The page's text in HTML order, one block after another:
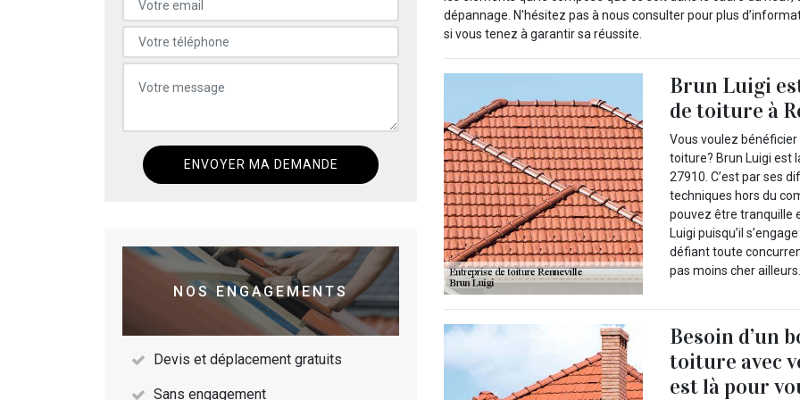
NOS ENGAGEMENTS
Devis et déplacement gratuits
Sans engagement
dépannage. N'hésitez pas à nous consulter pour plus
si vous tenez à garantir sa réussite.
Brun Luigi
de toiture à
Vous voulez
toiture? Brun Luigi est
27910. C’est par ses
techniques hors du
pouvez être tranquille
Luigi puisqu’il
défiant toute
pas moins cher
Besoin d’un
toiture avec
est là pour